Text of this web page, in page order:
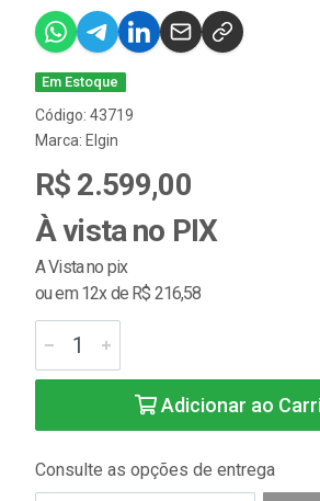
Em Estoque
Código: 43719
Marca: Elgin
R$ 2.599,00
À vista no PIX
A Vista no pix
ou em 12x de R$ 216,58
Adicionar ao
Consulte as opções de entrega